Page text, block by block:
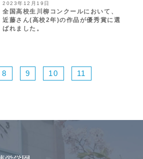
2023年12月19日
全国高校生川柳コンクールにおいて、
近藤さん(高校2年)の作品が優秀賞に選
ばれました。
8 9 10
11